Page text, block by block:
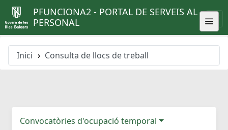
PFUNCIONA2 - PORTAL DE SERVEIS AL
PERSONAL
Inici Consulta de llocs de treball
Convocatòries d'ocupació temporal